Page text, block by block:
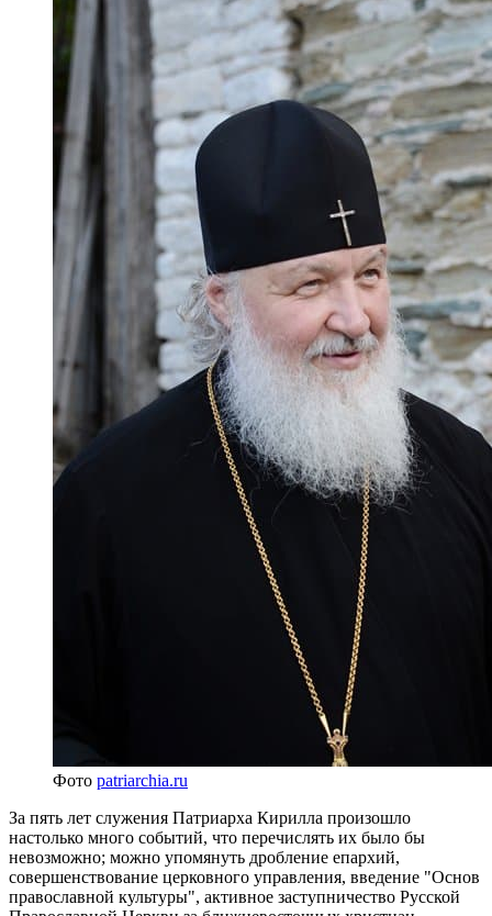
Фото patriarchia.ru
За пять лет служения Патриарха Кирилла произошло
настолько много событий, что перечислять их было бы
невозможно; можно упомянуть дробление епархий,
совершенствование церковного управления, введение "Основ
православной культуры", активное заступничество Русской